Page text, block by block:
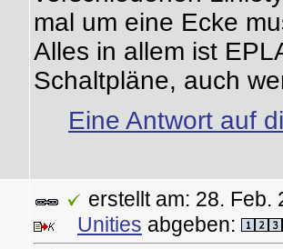
mal um eine Ecke
Alles in allem ist
Schaltpläne, auch
Eine Antwort auf
erstellt am: 28.
Unities abgeben: